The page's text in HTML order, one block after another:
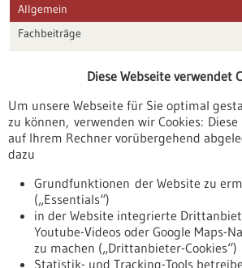
Allgemein
Fachbeiträge
Veranstaltungen
Erscheinungsdatum
Diese Webseite verwendet
Um unsere Webseite für Sie optimal
zu können, verwenden wir Cookies:
auf Ihrem Rechner vorübergehend
dazu
Grundfunktionen der Website zu
(„Essentials“)
in der Website integrierte
Youtube-Videos oder Google Maps-
zu machen („Drittanbieter-Cookies“)
Statistik- und Tracking-Tools